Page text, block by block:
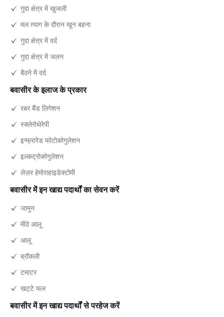
गुदा क्षेत्र में खुजली
मल त्याग के दौरान खून बहना
गुदा क्षेत्र में दर्द
गुदा क्षेत्र में जलन
बैठने में दर्द
बवासीर के इलाज के प्रकार
रबर बैंड लिगेशन
स्क्लेरोथेरेपी
इन्फ्रारेड फोटोकोगुलेशन
इल्कट्रोकोगुलेशन
लेज़र हेमोराहाइडेक्टोमी
बवासीर में इन खाद्य पदार्थों का सेवन करें
जामुन
मीठे आलू
आलू
ब्रॉकली
टमाटर
खट्टे फल
बवासीर में इन खाद्य पदार्थों से परहेज करें